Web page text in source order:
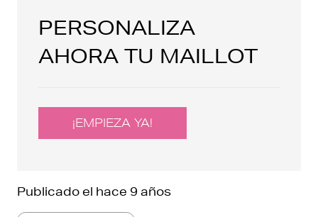
PERSONALIZA
AHORA TU MAILLOT
¡EMPIEZA YA!
Publicado el hace 9 años